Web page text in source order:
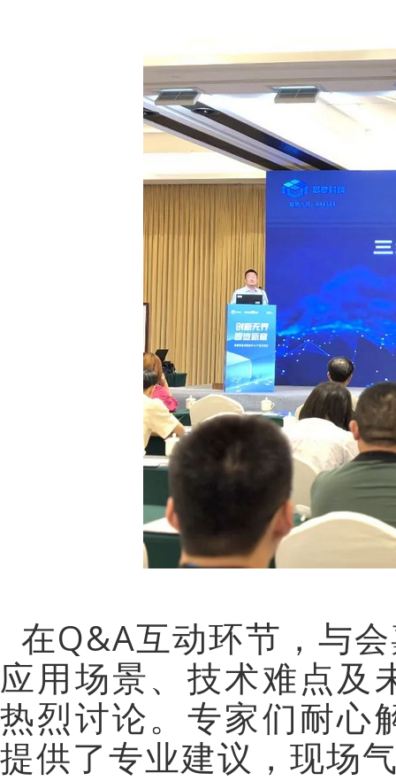
在Q&A互动环节，与
应用场景、技术难点及
热烈讨论。专家们耐心
提供了专业建议，现场